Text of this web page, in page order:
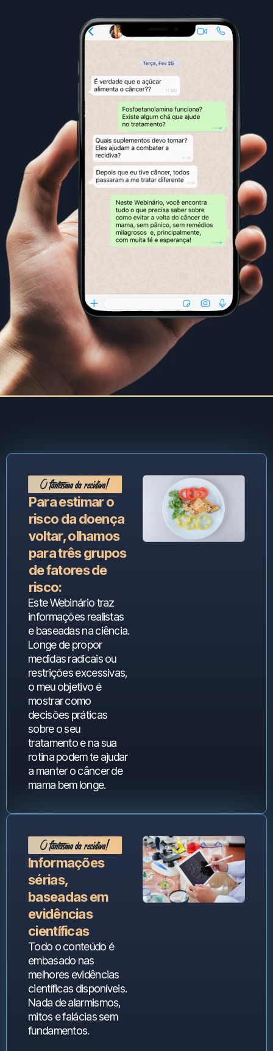
Para estimar o
risco da doença
voltar, olhamos
para três grupos
de fatores de
risco:
Este Webinário traz
informações realistas
e baseadas na ciência.
Longe de propor
medidas radicais ou
restrições excessivas,
o meu objetivo é
mostrar como
decisões práticas
sobre o seu
tratamento e na sua
rotina podem te ajudar
a manter o câncer de
mama bem longe.
Informações
sérias,
baseadas em
evidências
científicas
Todo o conteúdo é
embasado nas
melhores evidências
científicas disponíveis.
Nada de alarmismos,
mitos e falácias sem
fundamentos.